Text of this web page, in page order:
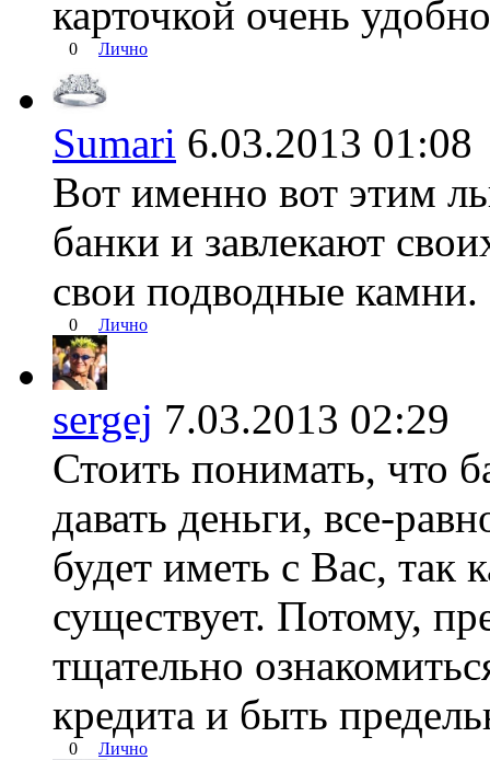
карточкой очень
0 Лично
Sumari 6.03.2013
Вот именно вот этим
банки и завлекают
свои подводные камни.
0 Лично
sergej 7.03.2013
Стоить понимать, что
давать деньги, все-
будет иметь с Вас, так
существует. Потому,
тщательно
кредита и быть
0 Лично